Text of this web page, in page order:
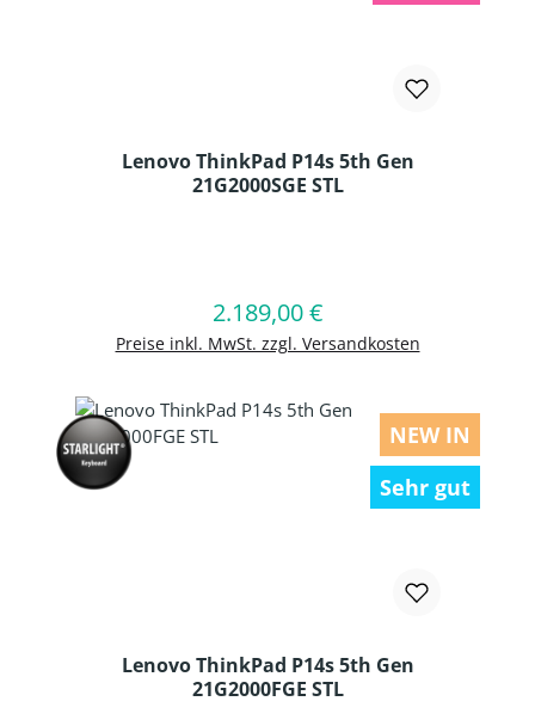
Lenovo ThinkPad P14s 5th Gen
21G2000SGE STL
Regulärer Preis:
2.189,00 €
Preise inkl. MwSt. zzgl. Versandkosten
In den Warenkorb
NEW IN
Sehr gut
Lenovo ThinkPad P14s 5th Gen
21G2000FGE STL